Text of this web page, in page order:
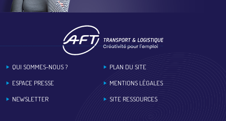
QUI SOMMES-NOUS ?
ESPACE PRESSE
NEWSLETTER
PLAN DU SITE
MENTIONS LÉGALES
SITE RESSOURCES